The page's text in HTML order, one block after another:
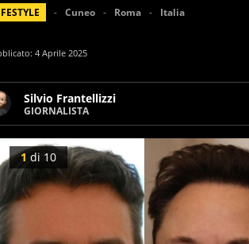
Cuneo Roma Italia
4 Aprile 2025
Silvio Frantellizzi
GIORNALISTA
Giornalista pubblicista. Da oltre dieci
scrivendo di sport, attualità, cronaca,
1 di 10